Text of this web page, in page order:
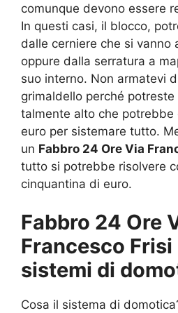
comunque devono essere
In questi casi, il blocco,
dalle cerniere che si vanno
oppure dalla serratura a
suo interno. Non armatevi
grimaldello perché
talmente alto che
euro per sistemare tutto.
un Fabbro 24 Ore Via
tutto si potrebbe risolvere
cinquantina di euro.
Fabbro 24 Ore
Francesco Frisi
sistemi di
Cosa il sistema di